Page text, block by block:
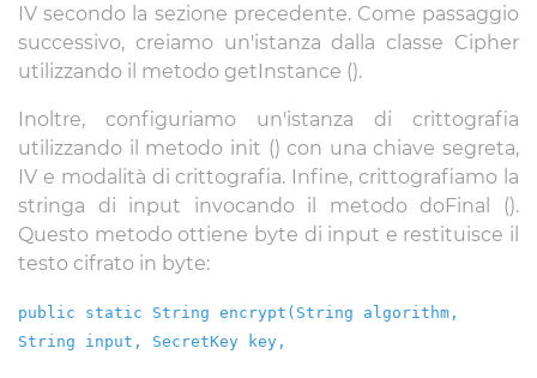
IV secondo la sezione precedente. Come passaggio
successivo, creiamo un'istanza dalla classe Cipher
utilizzando il metodo getInstance ().
Inoltre, configuriamo un'istanza di crittografia
utilizzando il metodo init () con una chiave segreta,
IV e modalità di crittografia. Infine, crittografiamo la
stringa di input invocando il metodo doFinal ().
Questo metodo ottiene byte di input e restituisce il
testo cifrato in byte:
public static String encrypt(String algorithm,
String input, SecretKey key,